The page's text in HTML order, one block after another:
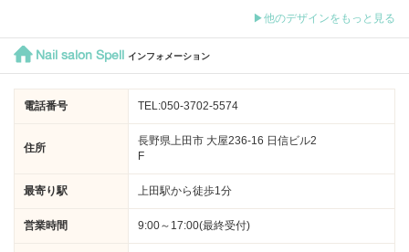
▶他のデザインをもっと見る
Nail salon Spell インフォメーション
電話番号 TEL:050-3702-5574
住所
長野県上田市 大屋236-16 日信ビル2
F
最寄り駅 上田駅から徒歩1分
営業時間 9:00～17:00(最終受付)